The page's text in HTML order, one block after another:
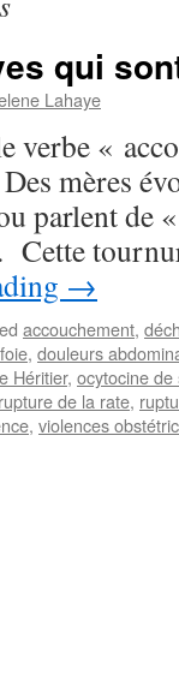
qui
Lahaye
verbe «
mères
parlent de
→
accouchement,
, douleurs
Héritier, ocytocine de
rupture de la rate,
, violences